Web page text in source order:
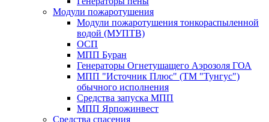
Модули пожаротушения
Модули пожаротушения тонкораспыленной
водой (МУПТВ)
ОСП
МПП Буран
Генераторы Огнетушащего Аэрозоля ГОА
МПП "Источник Плюс" (ТМ "Тунгус")
обычного исполнения
Средства запуска МПП
МПП Ярпожинвест
Средства спасения